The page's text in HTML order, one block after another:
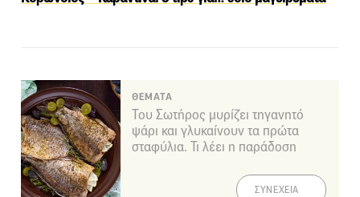
ΘΕΜΑΤΑ
Του Σωτήρος μυρίζει τηγανητό
ψάρι και γλυκαίνουν τα πρώτα
σταφύλια. Τι λέει η παράδοση
ΣΥΝΕΧΕΙΑ